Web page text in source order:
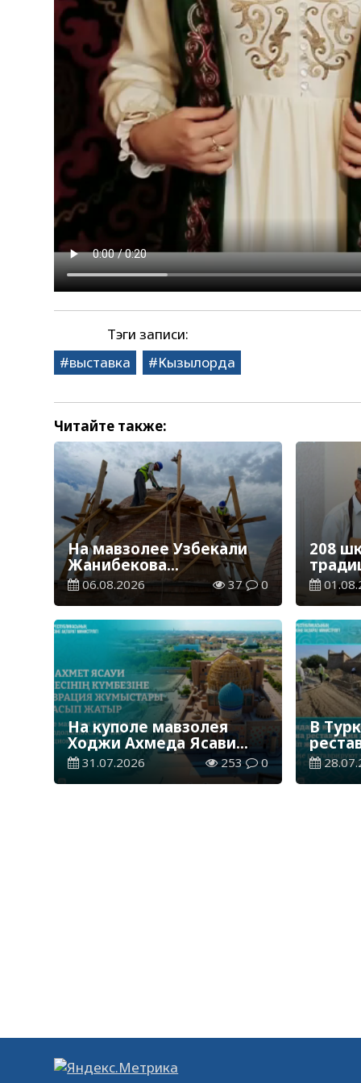
Тэги записи:
выставка
Кызылорда
Читайте также:
На мавзолее Узбекали
Жанибекова
продолжаются
реставрационные
работы
06.08.2026 37 0
208
На куполе мавзолея
Ходжи Ахмеда Ясави
продолжаются научно-
реставрационные
работы
31.07.2026 253 0
В